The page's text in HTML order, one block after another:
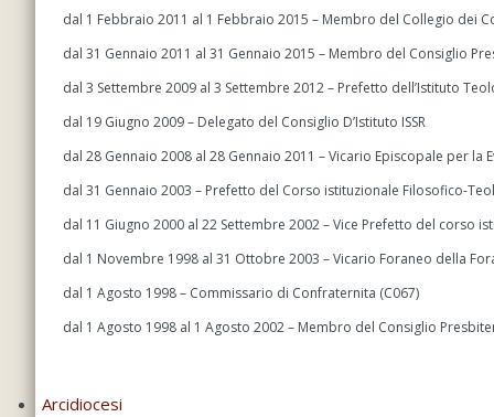
dal 1 Febbraio 2011 al 1 Febbraio 2015 – Membro del Collegio dei
dal 31 Gennaio 2011 al 31 Gennaio 2015 – Membro del Consiglio
dal 3 Settembre 2009 al 3 Settembre 2012 – Prefetto dell’Istituto
dal 19 Giugno 2009 – Delegato del Consiglio D’Istituto ISSR
dal 28 Gennaio 2008 al 28 Gennaio 2011 – Vicario Episcopale per la
dal 31 Gennaio 2003 – Prefetto del Corso istituzionale Filosofico-
dal 11 Giugno 2000 al 22 Settembre 2002 – Vice Prefetto del
dal 1 Novembre 1998 al 31 Ottobre 2003 – Vicario Foraneo della
dal 1 Agosto 1998 – Commissario di Confraternita (C067)
dal 1 Agosto 1998 al 1 Agosto 2002 – Membro del Consiglio
Arcidiocesi